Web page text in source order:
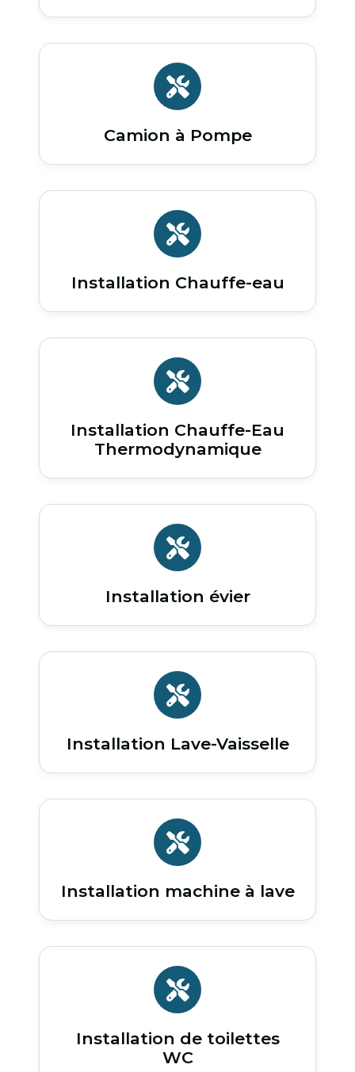
Camion à Pompe
Installation Chauffe-eau
Installation Chauffe-Eau
Thermodynamique
Installation évier
Installation Lave-Vaisselle
Installation machine à lave
Installation de toilettes
WC